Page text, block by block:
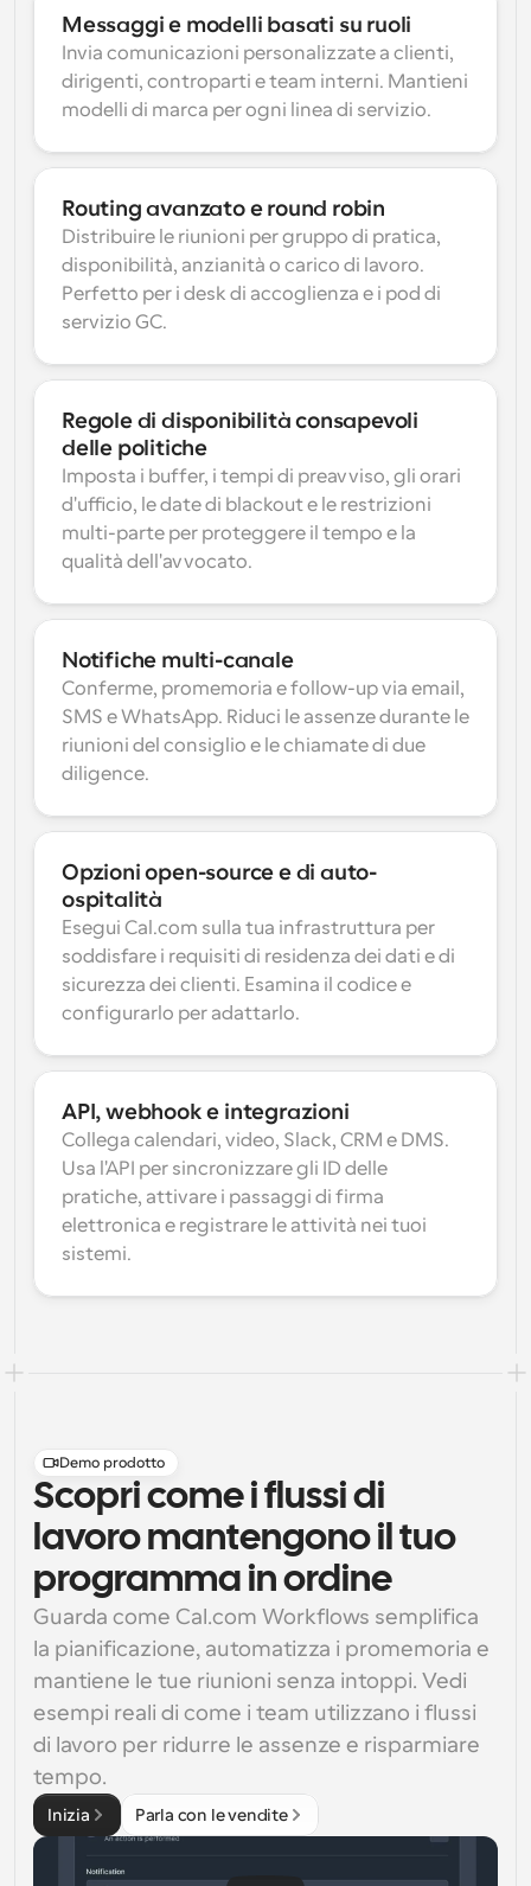
Messaggi e modelli basati su ruoli
Invia comunicazioni personalizzate a clienti,
dirigenti, controparti e team interni. Mantieni
modelli di marca per ogni linea di servizio.
Routing avanzato e round robin
Distribuire le riunioni per gruppo di pratica,
disponibilità, anzianità o carico di lavoro.
Perfetto per i desk di accoglienza e i pod di
servizio GC.
Regole di disponibilità consapevoli
delle politiche
Imposta i buffer, i tempi di preavviso, gli orari
d'ufficio, le date di blackout e le restrizioni
multi-parte per proteggere il tempo e la
qualità dell'avvocato.
Notifiche multi-canale
Conferme, promemoria e follow-up via email,
SMS e WhatsApp. Riduci le assenze durante le
riunioni del consiglio e le chiamate di due
diligence.
Opzioni open-source e di auto-
ospitalità
Esegui Cal.com sulla tua infrastruttura per
soddisfare i requisiti di residenza dei dati e di
sicurezza dei clienti. Esamina il codice e
configurarlo per adattarlo.
API, webhook e integrazioni
Collega calendari, video, Slack, CRM e DMS.
Usa l'API per sincronizzare gli ID delle
pratiche, attivare i passaggi di firma
elettronica e registrare le attività nei tuoi
sistemi.
Demo prodotto
Scopri come i flussi di
lavoro mantengono il tuo
programma in ordine
Guarda come Cal.com Workflows semplifica
la pianificazione, automatizza i promemoria e
mantiene le tue riunioni senza intoppi. Vedi
esempi reali di come i team utilizzano i flussi
di lavoro per ridurre le assenze e risparmiare
tempo.
Inizia Parla con le vendite